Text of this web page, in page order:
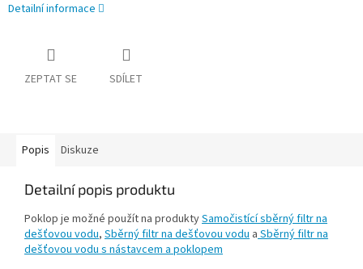
Detailní informace
ZEPTAT SE SDÍLET
Popis Diskuze
Detailní popis produktu
Poklop je možné použít na produktySamočistící sběrný filtr na
dešťovou vodu, Sběrný filtr na dešťovou vodu aSběrný filtr na
dešťovou vodu s nástavcem a poklopem